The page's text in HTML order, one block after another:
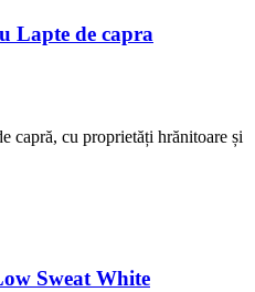
Lapte de capra
capră, cu proprietăți hrănitoare și
Sweat White